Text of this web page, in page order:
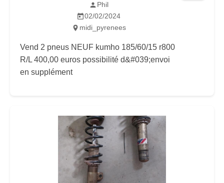
Phil
02/02/2024
midi_pyrenees
Vend 2 pneus NEUF kumho 185/60/15 r800
R/L 400,00 euros possibilité d&#039;envoi
en supplément